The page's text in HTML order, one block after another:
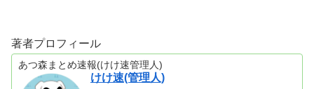
著者プロフィール
あつ森まとめ速報(けけ速管理人)
けけ速(管理人)